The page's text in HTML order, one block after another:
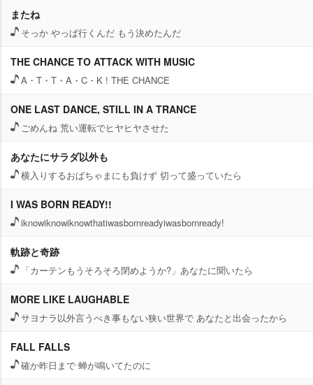
またね
そっか やっぱ行くんだ もう決めたんだ
THE CHANCE TO ATTACK WITH MUSIC
A・T・T・A・C・K ! THE CHANCE
ONE LAST DANCE, STILL IN A TRANCE
ごめんね 荒い運転でヒヤヒヤさせた
あなたにサラダ以外も
横入りするおばちゃまにも負けず 切って盛っていたら
I WAS BORN READY!!
iknowiknowiknowthatiwasbornreadyiwasbornready!
軌跡と奇跡
「カーテンもうそろそろ閉めようか?」あなたに聞いたら
MORE LIKE LAUGHABLE
サヨナラ以外言うべき事もない狭い世界で あなたと出会ったから
FALL FALLS
確か昨日まで 蝉が鳴いてたのに